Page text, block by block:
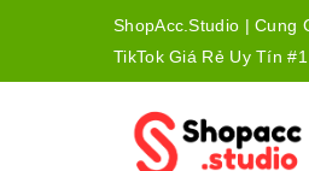
ShopAcc.Studio | Cung
TikTok Giá Rẻ Uy Tín #1